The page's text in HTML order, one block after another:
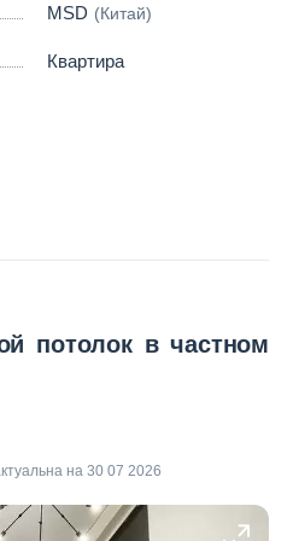
MSD (Китай)
Квартира
потолок в частном
на 30 07 2026